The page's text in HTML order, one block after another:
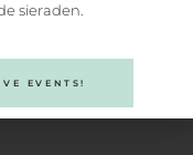
sieraden.
EVENTS!